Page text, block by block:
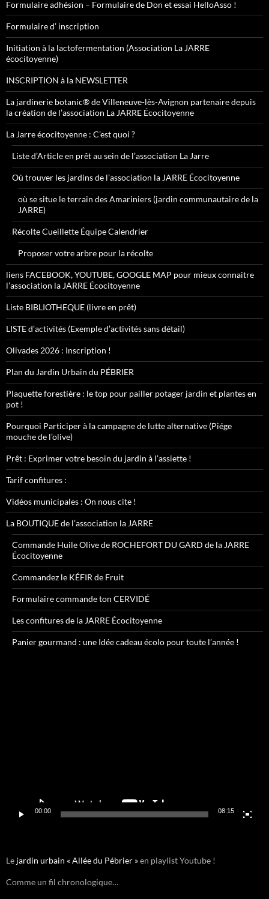
Formulaire adhésion – Formulaire de Don et essai HelloAsso !
Formulaire d’ inscription
Initiation à la lactofermentation (Association La JARRE
écocitoyenne)
INSCRIPTION à la NEWSLETTER
La jardinerie botanic® de Villeneuve-lès-Avignon partenaire depuis
la création de l’association La JARRE Écocitoyenne
La Jarre écocitoyenne : C’est quoi ?
Liste d’Article en prêt au sein de l’association La Jarre
Où trouver les jardins de l’association la JARRE Écocitoyenne
où se situe le terrain des Amariniers (jardin communautaire de la
JARRE)
Récolte Cueillette Équipe Calendrier
Proposer votre arbre pour la récolte
liens FACEBOOK, YOUTUBE, GOOGLE MAP pour mieux connaitre
l’association la JARRE Écocitoyenne
Liste BIBLIOTHEQUE (livre en prêt)
LISTE d’activités (Exemple d’activités sans détail)
Olivades 2026 : Inscription !
Plan du Jardin Urbain du PÉBRIER
Plaquette forestière : le top pour pailler potager jardin et plantes en
pot !
Pourquoi Participer à la campagne de lutte alternative (Piége
mouche de l’olive)
Prêt : Exprimer votre besoin du jardin à l’assiette !
Tarif confitures :
Vidéos municipales : On nous cite !
La BOUTIQUE de l’association la JARRE
Commande Huile Olive de ROCHEFORT DU GARD de la JARRE
Écocitoyenne
Commandez le KÉFIR de Fruit
Formulaire commande ton CERVIDÉ
Les confitures de la JARRE Écocitoyenne
Panier gourmand : une Idée cadeau écolo pour toute l’année !
00:00 08:15
Le jardin urbain « Allée du Pébrier »en playlist Youtube !
Comme un fil chronologique…